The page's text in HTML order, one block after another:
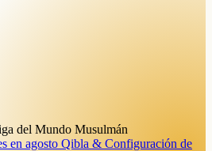
del Mundo Musulmán
en agosto Qibla & Configuración de